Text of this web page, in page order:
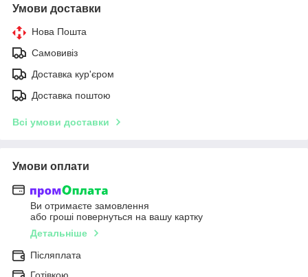
Умови доставки
Нова Пошта
Самовивіз
Доставка кур'єром
Доставка поштою
Всі умови доставки
Умови оплати
Ви отримаєте замовлення
або гроші повернуться на вашу картку
Детальніше
Післяплата